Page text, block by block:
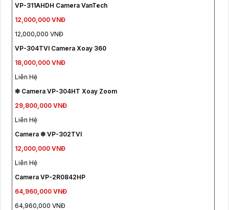
VP-311AHDH Camera VanTech
12,000,000 VNĐ
12,000,000 VNĐ
VP-304TVI Camera Xoay 360
18,000,000 VNĐ
Liên Hệ
❇ Camera VP-304HT Xoay Zoom
29,800,000 VNĐ
Liên Hệ
Camera ❇ VP-302TVI
12,000,000 VNĐ
Liên Hệ
Camera VP-2R0842HP
64,960,000 VNĐ
64,960,000 VNĐ